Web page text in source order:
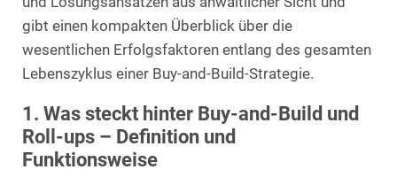
gibt einen kompakten Überblick über die
wesentlichen Erfolgsfaktoren entlang des gesamten
Lebenszyklus einer Buy-and-Build-Strategie.
1. Was steckt hinter Buy-and-Build und
Roll-ups – Definition und
Funktionsweise